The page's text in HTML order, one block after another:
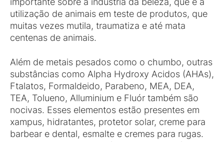
utilização de animais em teste de produtos, que
muitas vezes mutila, traumatiza e até mata
centenas de animais.
Além de metais pesados como o chumbo, outras
substâncias como Alpha Hydroxy Acidos (AHAs),
Ftalatos, Formaldeido, Parabeno, MEA, DEA,
TEA, Tolueno, Alluminium e Fluór também são
nocivas. Esses elementos estão presentes em
xampus, hidratantes, protetor solar, creme para
barbear e dental, esmalte e cremes para rugas.